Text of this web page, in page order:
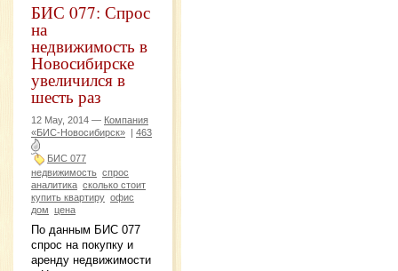
БИС 077: Спрос
на
недвижимость в
Новосибирске
увеличился в
шесть раз
12 May, 2014 — Компания
«БИС-Новосибирск» | 463
БИС 077
недвижимость спрос
аналитика сколько стоит
купить квартиру офис
дом цена
По данным БИС 077
спрос на покупку и
аренду недвижимости